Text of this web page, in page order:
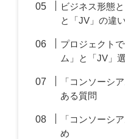
ビジネス形態
と「JV」の違い
プロジェクト
ム」と「JV」
「コンソーシ
ある質問
「コンソーシ
め